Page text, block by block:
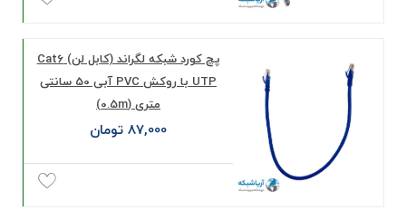
پچ کورد شبکه لگراند (کابل لن) Cat6
UTP با روکش PVC آبی 50 سانتی
متری (0.5m)
87,000 تومان